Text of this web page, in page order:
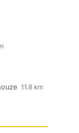
11.8 km